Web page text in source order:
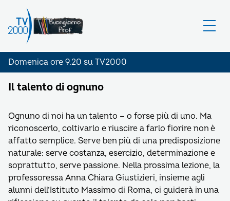
Domenica ore 9.20 su TV2000
Il talento di ognuno
Ognuno di noi ha un talento — o forse più di uno. Ma
riconoscerlo, coltivarlo e riuscire a farlo fiorire non è
affatto semplice. Serve ben più di una predisposizione
naturale: serve costanza, esercizio, determinazione e
soprattutto, serve passione. Nella prossima lezione, la
professoressa Anna Chiara Giustizieri, insieme agli
alunni dell’Istituto Massimo di Roma, ci guiderà in una